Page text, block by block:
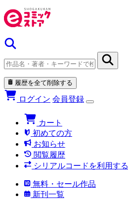
履歴を全て削除する
ログイン 会員登録
カート
初めての方
お知らせ
閲覧履歴
シリアルコードを利用する
無料・セール作品
新刊一覧